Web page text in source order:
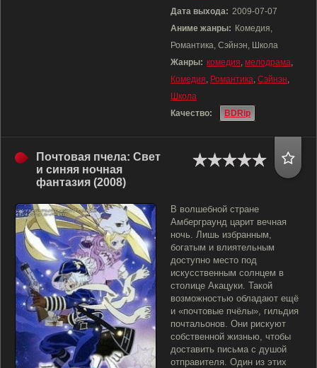
Дата выхода: 2009-07-07
Аниме жанры: Комедия,
Романтика, Сэйнэн, Школа
Жанры: комедия, мелодрама,
Комедия, Романтика, Сэйнэн,
Школа
Качество:
BDRip
Почтовая пчела: Свет
и синяя ночная
фантазия (2008)
В волшебной стране
Амберграунд царит вечная
ночь. Лишь избранным,
богатым и влиятельным
доступно место под
искусственным солнцем в
столице Акацуки. Такой
возможностью обладают ещё
и «почтовые пчёлы», гильдия
почтальонов. Они рискуют
собственной жизнью, чтобы
доставить письма с душой
отправителя. Один из этих